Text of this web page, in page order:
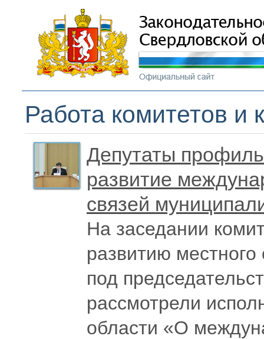
Работа комитетов и
Депутаты
развитие
связей
На заседании
развитию
под
рассмотрели
области «О